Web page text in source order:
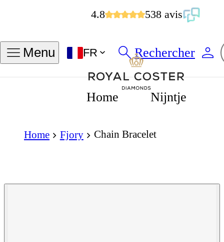
4.8 538 avis
Menu FR Rechercher
Home Nijntje
Home Fjory Chain Bracelet